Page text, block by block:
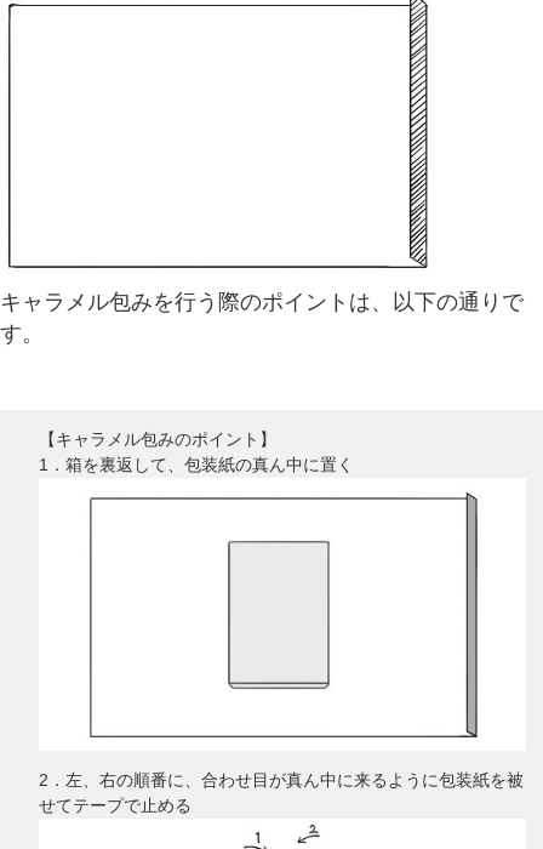
キャラメル包みを行う際のポイントは、以下の通りで
す。
【キャラメル包みのポイント】
1．箱を裏返して、包装紙の真ん中に置く
2．左、右の順番に、合わせ目が真ん中に来るように包装紙を被
せてテープで止める